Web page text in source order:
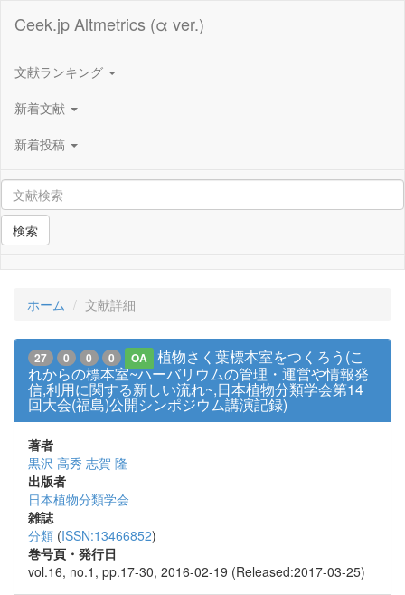
Ceek.jp Altmetrics (α ver.)
文献ランキング
新着文献
新着投稿
検索
ホーム 文献詳細
27 0 0 0 OA
植物さく葉標本室をつくろう(こ
れからの標本室~ハーバリウムの管理・運営や情報発
信,利用に関する新しい流れ~,日本植物分類学会第14
回大会(福島)公開シンポジウム講演記録)
著者
黒沢 高秀 志賀 隆
出版者
日本植物分類学会
雑誌
分類 (ISSN:13466852)
巻号頁・発行日
vol.16, no.1, pp.17-30, 2016-02-19 (Released:2017-03-25)